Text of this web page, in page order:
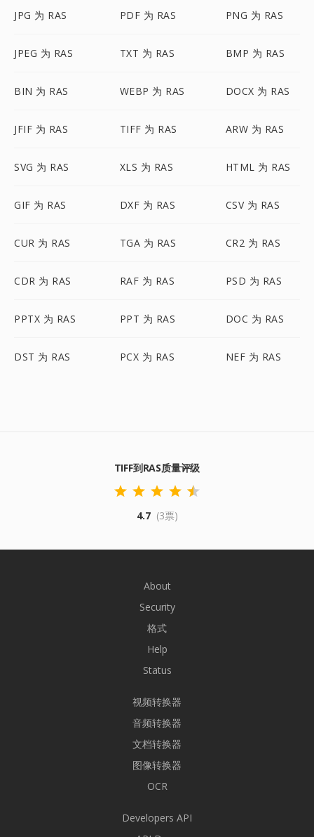
JPG 为 RAS PDF 为 RAS PNG 为 RAS
JPEG 为 RAS TXT 为 RAS BMP 为 RAS
BIN 为 RAS WEBP 为 RAS DOCX 为 RAS
JFIF 为 RAS TIFF 为 RAS ARW 为 RAS
SVG 为 RAS XLS 为 RAS HTML 为 RAS
GIF 为 RAS DXF 为 RAS CSV 为 RAS
CUR 为 RAS TGA 为 RAS CR2 为 RAS
CDR 为 RAS RAF 为 RAS PSD 为 RAS
PPTX 为 RAS PPT 为 RAS DOC 为 RAS
DST 为 RAS PCX 为 RAS NEF 为 RAS
TIFF到RAS质量评级
4.7 (3票)
About
Security
格式
Help
Status
视频转换器
音频转换器
文档转换器
图像转换器
OCR
Developers API